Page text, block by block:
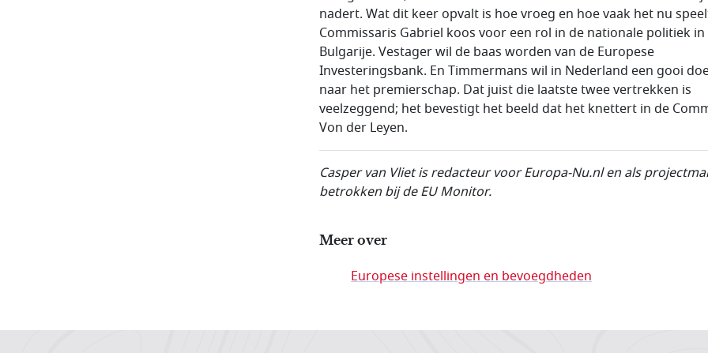
nadert. Wat dit keer opvalt is hoe vroeg en hoe vaak het nu
Commissaris Gabriel koos voor een rol in de nationale politiek in
Bulgarije. Vestager wil de baas worden van de Europese
Investeringsbank. En Timmermans wil in Nederland een gooi
naar het premierschap. Dat juist die laatste twee vertrekken is
veelzeggend; het bevestigt het beeld dat het knettert in de
Von der Leyen.
Casper van Vliet is redacteur voor Europa-Nu.nl en als
betrokken bij de EU Monitor.
Meer over
Europese instellingen en bevoegdheden